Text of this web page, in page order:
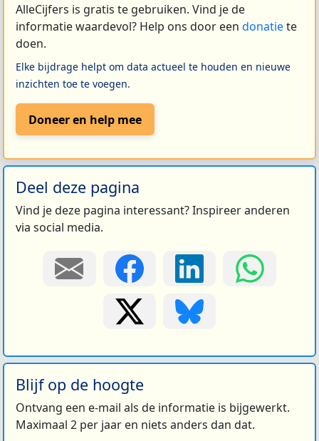
AlleCijfers is gratis te gebruiken. Vind je de
informatie waardevol? Help ons door een donatiete
doen.
Elke bijdrage helpt om data actueel te houden en nieuwe
inzichten toe te voegen.
Doneer en help mee
Deel deze pagina
Vind je deze pagina interessant? Inspireer anderen
via social media.
Blijf op de hoogte
Ontvang een e-mail als de informatie is bijgewerkt.
Maximaal 2 per jaar en niets anders dan dat.